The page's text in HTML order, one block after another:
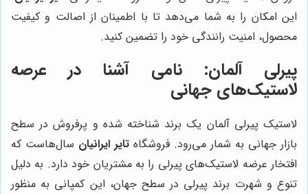
این امکان را به شما می‌دهد تا با اطمینان از اصالت و کیفیت
محصول، امنیت رانندگی خود را تضمین کنید.
پیرلی آلمان: نامی آشنا در عرصه
لاستیک‌های جهانی
لاستیک پیرلی آلمان یک برند شناخته شده و پرفروش در سطح
بازار جهانی به شمار می‌رود. فروشگاه تایر ایرانیان سال‌هاست که
افتخار عرضه لاستیک‌های پیرلی را به مشتریان خود دارد. به دلیل
تنوع و شهرت برند پیرلی در سطح جهان، این کمپانی به منظور